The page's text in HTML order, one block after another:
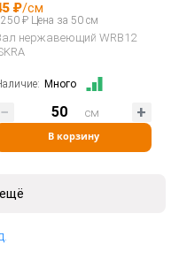
₽/см
₽ Цена за 50 см
нержавеющий WRB12
Много
В корзину
см